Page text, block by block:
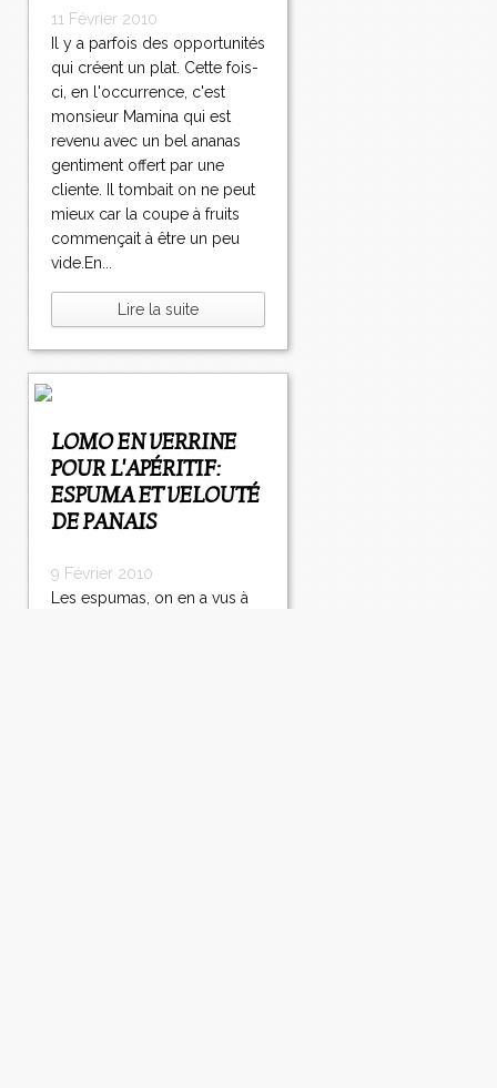
11 Février 2010
Il y a parfois des opportunités
qui créent un plat. Cette fois-
ci, en l'occurrence, c'est
monsieur Mamina qui est
revenu avec un bel ananas
gentiment offert par une
cliente. Il tombait on ne peut
mieux car la coupe à fruits
commençait à être un peu
vide.En...
Lire la suite
LOMO EN VERRINE
POUR L'APÉRITIF:
ESPUMA ET VELOUTÉ
DE PANAIS
9 Février 2010
Les espumas, on en a vus à